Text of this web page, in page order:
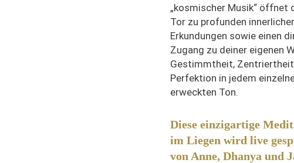
„kosmischer Musik“ öffnet
Tor zu profunden
Erkundungen sowie einen
Zugang zu deiner eigenen
Gestimmtheit,
Perfektion in jedem
erweckten Ton.
Diese einzigartige
im Liegen wird live
von Anne, Dhanya und